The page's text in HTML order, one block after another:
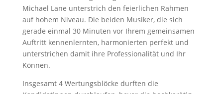
Michael Lane unterstrich den feierlichen Rahmen
auf hohem Niveau. Die beiden Musiker, die sich
gerade einmal 30 Minuten vor Ihrem gemeinsamen
Auftritt kennenlernten, harmonierten perfekt und
unterstrichen damit ihre Professionalität und Ihr
Können.
Insgesamt 4 Wertungsblöcke durften die